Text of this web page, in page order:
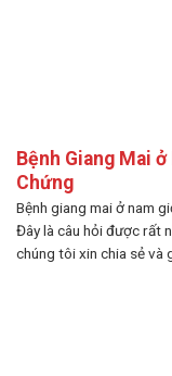
Bệnh Giang Mai
Chứng
Bệnh giang mai ở nam
Đây là câu hỏi được rất
chúng tôi xin chia sẻ và